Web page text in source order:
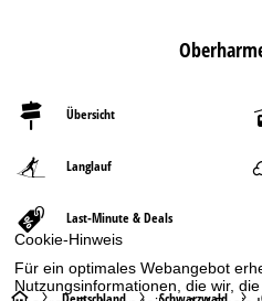
Cookie-Hinweis
Für ein optimales Webangebot
Nutzungsinformationen, die wir,
Übersicht
Langlauf
Last-Minute & Deals
S